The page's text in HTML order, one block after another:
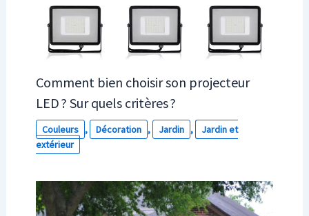
Comment bien choisir son projecteur
LED ? Sur quels critères ?
Couleurs , Décoration , Jardin ,
Jardin et
extérieur